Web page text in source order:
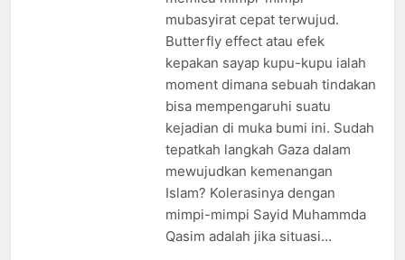
mubasyirat cepat terwujud.
Butterfly effect atau efek
kepakan sayap kupu-kupu ialah
moment dimana sebuah tindakan
bisa mempengaruhi suatu
kejadian di muka bumi ini. Sudah
tepatkah langkah Gaza dalam
mewujudkan kemenangan
Islam? Kolerasinya dengan
mimpi-mimpi Sayid Muhammda
Qasim adalah jika situasi…